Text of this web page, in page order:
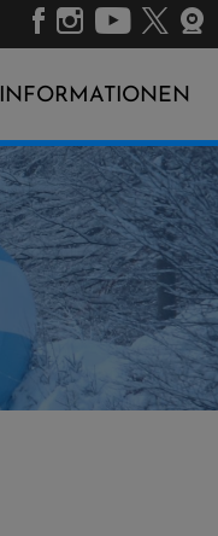
INFORMATIONEN